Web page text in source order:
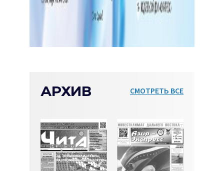
АРХИВ СМОТРЕТЬ ВСЕ